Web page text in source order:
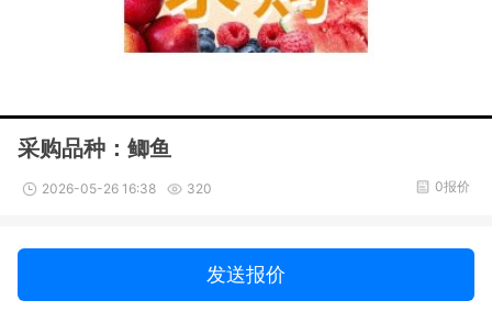
采购品种：鲫鱼
2026-05-26 16:38 320 0报价
发送报价